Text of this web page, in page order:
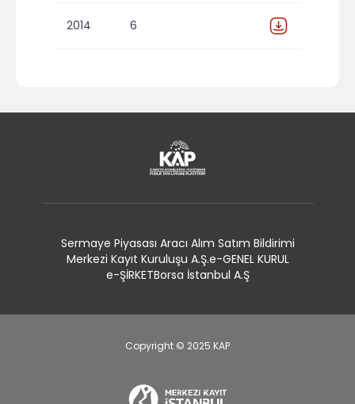
2014 6
Sermaye Piyasası Aracı Alım Satım Bildirimi
Merkezi Kayıt Kuruluşu A.Ş.e-GENEL KURUL
e-ŞİRKETBorsa İstanbul A.Ş
Copyright © 2025 KAP